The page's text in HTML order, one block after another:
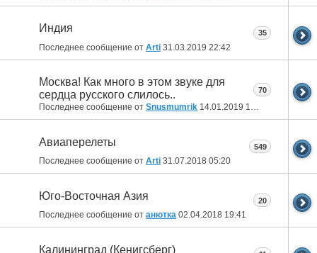
Индия
Последнее сообщение от Arti 31.03.2019 22:42
35
Москва! Как много в этом звуке для
сердца русского слилось..
Последнее сообщение от Snusmumrik 14.01.2019 18:45
70
Авиаперелеты
Последнее сообщение от Arti 31.07.2018 05:20
549
Юго-Восточная Азия
Последнее сообщение от анютка 02.04.2018 19:41
20
Калининград (Кенигсберг)